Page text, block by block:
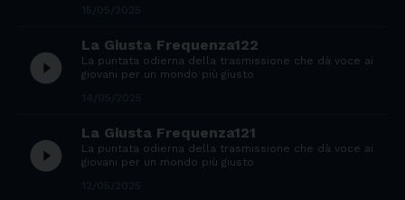
play_circle_filled
La Giusta Frequenza122
La puntata odierna della trasmissione che dà voce ai
giovani per un mondo più giusto
play_circle_filled
La Giusta Frequenza121
La puntata odierna della trasmissione che dà voce ai
giovani per un mondo più giusto